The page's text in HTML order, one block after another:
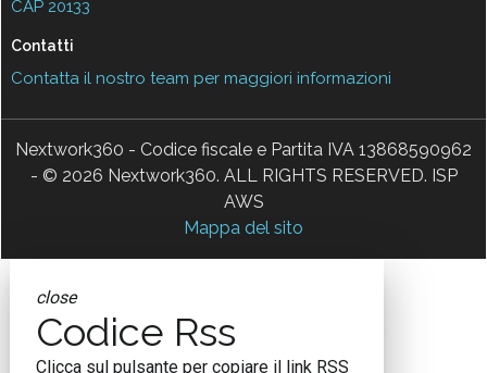
CAP 20133
Contatti
Contatta il nostro team per maggiori informazioni
Nextwork360 - Codice fiscale e Partita IVA 13868590962
- © 2026 Nextwork360. ALL RIGHTS RESERVED. ISP
AWS
Mappa del sito
close
Codice Rss
Clicca sul pulsante per copiare il link RSS